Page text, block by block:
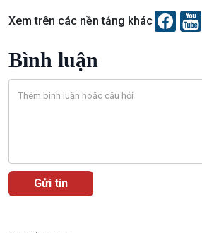
Xã hội chuyển động
Chát với người nổi tiếng
Câu chuyện Thể thao
Video
Xem trên các nền tảng khác
Bình luận